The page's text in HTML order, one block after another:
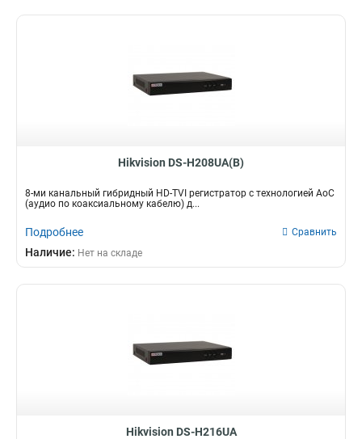
Hikvision DS-H208UA(B)
8-ми канальный гибридный HD-TVI регистратор c технологией AoC
(аудио по коаксиальному кабелю) д...
Подробнее Сравнить
Наличие: Нет на складе
Hikvision DS-H216UA